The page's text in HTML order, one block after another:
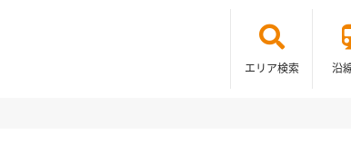
エリア検索 沿